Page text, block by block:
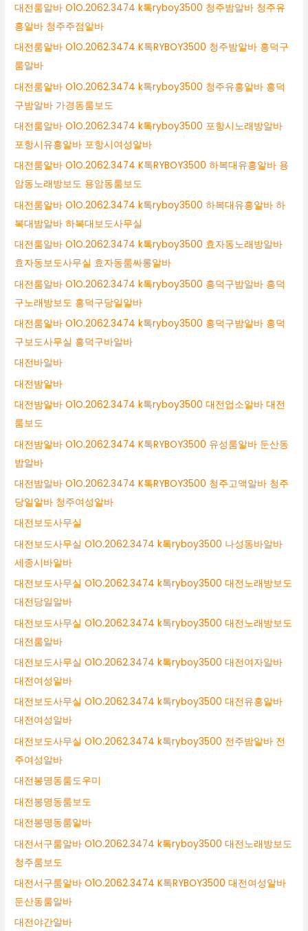
대전룸알바 O1O.2062.3474 k톡ryboy3500 청주밤알바 청주유
흥알바 청주주점알바
대전룸알바 O1O.2062.3474 K톡RYBOY3500 청주밤알바 흥덕구
룸알바
대전룸알바 O1O.2062.3474 k톡ryboy3500 청주유흥알바 흥덕
구밤알바 가경동룸보도
대전룸알바 O1O.2062.3474 k톡ryboy3500 포항시노래방알바
포항시유흥알바 포항시여성알바
대전룸알바 O1O.2062.3474 K톡RYBOY3500 하복대유흥알바 용
암동노래방보도 용암동룸보도
대전룸알바 O1O.2062.3474 k톡ryboy3500 하복대유흥알바 하
복대밤알바 하복대보도사무실
대전룸알바 O1O.2062.3474 k톡ryboy3500 효자동노래방알바
효자동보도사무실 효자동룸싸롱알바
대전룸알바 O1O.2062.3474 k톡ryboy3500 흥덕구밤알바 흥덕
구노래방보도 흥덕구당일알바
대전룸알바 O1O.2062.3474 k톡ryboy3500 흥덕구밤알바 흥덕
구보도사무실 흥덕구바알바
대전바알바
대전밤알바
대전밤알바 O1O.2062.3474 k톡ryboy3500 대전업소알바 대전
룸보도
대전밤알바 O1O.2062.3474 K톡RYBOY3500 유성룸알바 둔산동
밤알바
대전밤알바 O1O.2062.3474 K톡RYBOY3500 청주고액알바 청주
당일알바 청주여성알바
대전보도사무실
대전보도사무실 O1O.2062.3474 k톡ryboy3500 나성동바알바
세종시바알바
대전보도사무실 O1O.2062.3474 k톡ryboy3500 대전노래방보도
대전당일알바
대전보도사무실 O1O.2062.3474 k톡ryboy3500 대전노래방보도
대전룸알바
대전보도사무실 O1O.2062.3474 k톡ryboy3500 대전여자알바
대전여성알바
대전보도사무실 O1O.2062.3474 k톡ryboy3500 대전유흥알바
대전여성알바
대전보도사무실 O1O.2062.3474 k톡ryboy3500 전주밤알바 전
주여성알바
대전봉명동룸도우미
대전봉명동룸보도
대전봉명동룸알바
대전서구룸알바 O1O.2062.3474 k톡ryboy3500 대전노래방보도
청주룸보도
대전서구룸알바 O1O.2062.3474 K톡RYBOY3500 대전여성알바
둔산동룸알바
대전야간알바